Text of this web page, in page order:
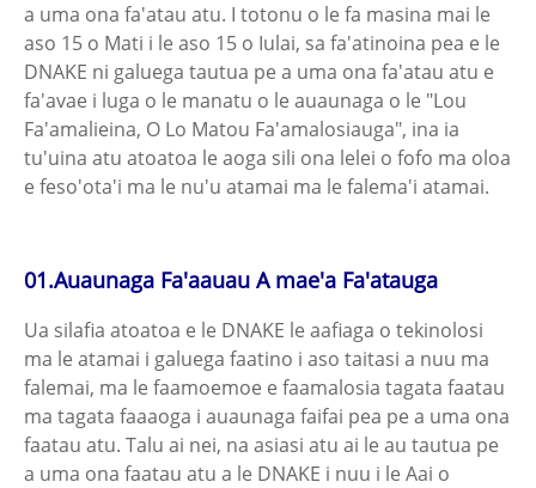
a uma ona fa'atau atu. I totonu o le fa masina mai le
aso 15 o Mati i le aso 15 o Iulai, sa fa'atinoina pea e le
DNAKE ni galuega tautua pe a uma ona fa'atau atu e
fa'avae i luga o le manatu o le auaunaga o le "Lou
Fa'amalieina, O Lo Matou Fa'amalosiauga", ina ia
tu'uina atu atoatoa le aoga sili ona lelei o fofo ma oloa
e feso'ota'i ma le nu'u atamai ma le falema'i atamai.
01.Auaunaga Fa'aauau A mae'a Fa'atauga
Ua silafia atoatoa e le DNAKE le aafiaga o tekinolosi
ma le atamai i galuega faatino i aso taitasi a nuu ma
falemai, ma le faamoemoe e faamalosia tagata faatau
ma tagata faaaoga i auaunaga faifai pea pe a uma ona
faatau atu. Talu ai nei, na asiasi atu ai le au tautua pe
a uma ona faatau atu a le DNAKE i nuu i le Aai o